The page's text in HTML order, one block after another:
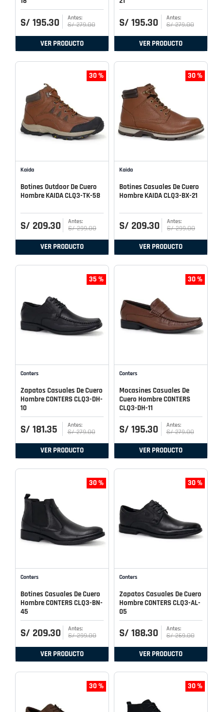
S/ 195.30 S/ 279.00
VER PRODUCTO
S/ 195.30 S/ 279.00
VER PRODUCTO
30 %
Kaida
Botines Outdoor De Cuero
Hombre KAIDA CLQ3-TK-58
S/ 209.30 S/ 299.00
VER PRODUCTO
30 %
Kaida
Botines Casuales De Cuero
Hombre KAIDA CLQ3-BX-21
S/ 209.30 S/ 299.00
VER PRODUCTO
35 %
Conters
Zapatos Casuales De Cuero
Hombre CONTERS CLQ3-DH-
10
S/ 181.35 S/ 279.00
VER PRODUCTO
30 %
Conters
Mocasines Casuales De
Cuero Hombre CONTERS
CLQ3-DH-11
S/ 195.30 S/ 279.00
VER PRODUCTO
30 %
Conters
Botines Casuales De Cuero
Hombre CONTERS CLQ3-BN-
45
S/ 209.30 S/ 299.00
VER PRODUCTO
30 %
Conters
Zapatos Casuales De Cuero
Hombre CONTERS CLQ3-AL-
05
S/ 188.30 S/ 269.00
VER PRODUCTO
30 % 30 %